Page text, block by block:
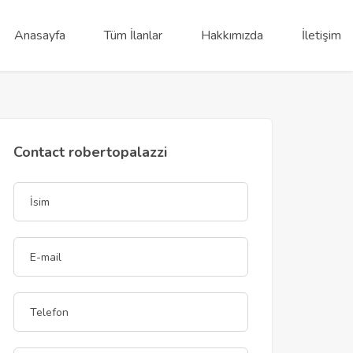
Anasayfa Tüm İlanlar Hakkımızda İletişim
Contact robertopalazzi